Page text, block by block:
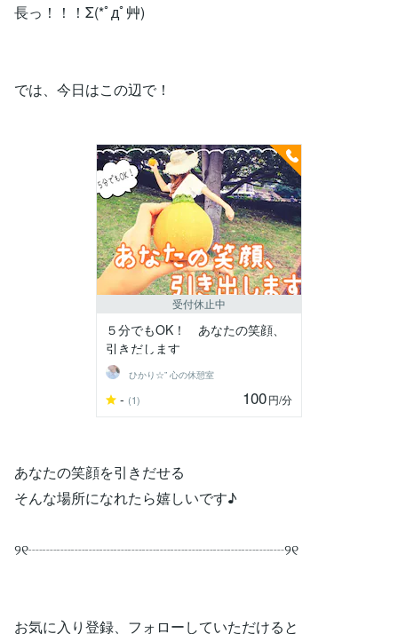
長っ！！！Σ(*ﾟдﾟ艸)
では、今日はこの辺で！
受付休止中
５分でもOK！ あなたの笑顔、
引きだします
ひかり☆” 心の休憩室
- (1) 100円/分
あなたの笑顔を引きだせる
そんな場所になれたら嬉しいです♪
୨୧┈┈┈┈┈┈┈┈┈┈┈┈┈┈┈┈┈┈୨୧
お気に入り登録、フォローしていただけると